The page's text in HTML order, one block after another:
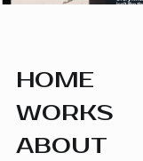
HOME
WORKS
ABOUT